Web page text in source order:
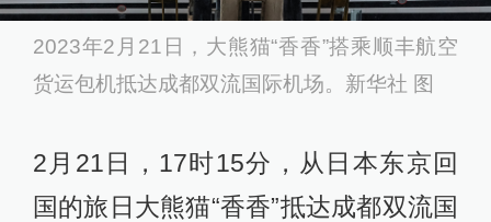
2023年2月21日，大熊猫“香香”搭乘顺丰航空
货运包机抵达成都双流国际机场。新华社 图
2月21日，17时15分，从日本东京回
国的旅日大熊猫“香香”抵达成都双流国